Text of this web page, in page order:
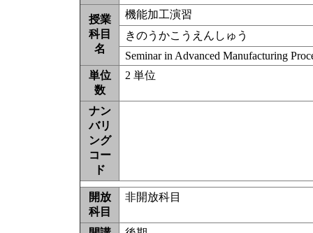
授業
科目
名
機能加工演習
きのうかこうえんしゅう
Seminar in Advanced Manufacturing
単位
数
2 単位
ナン
バリ
ング
コー
ド
開放
科目
非開放科目